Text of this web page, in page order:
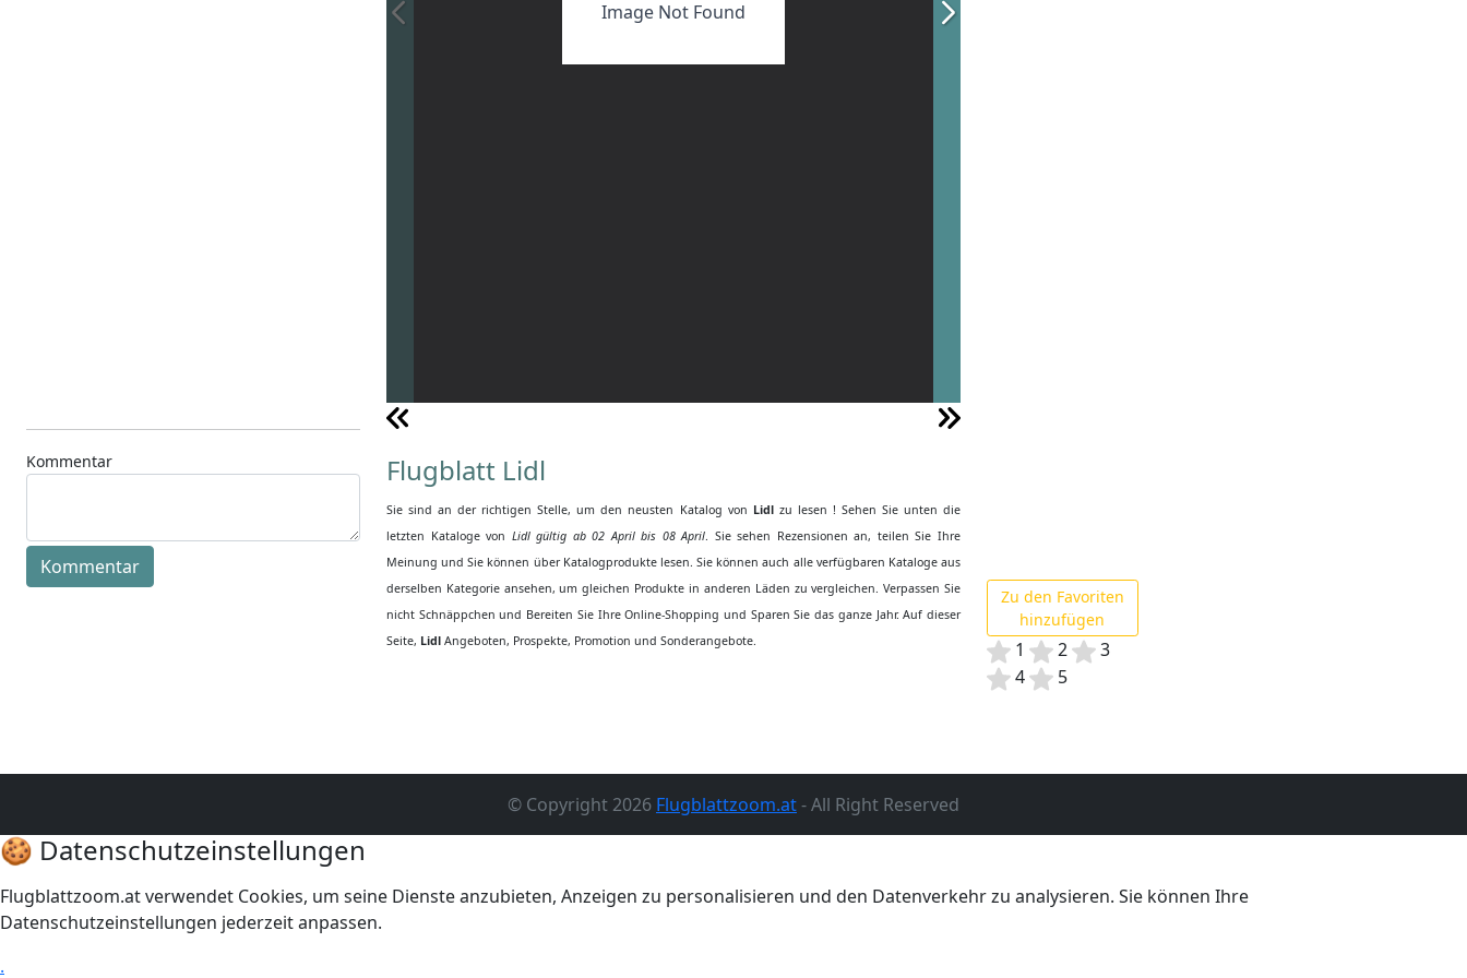
Kommentar
Kommentar
Image Not Found
Flugblatt Lidl
Sie sind an der richtigen Stelle, um den neusten Katalog von Lidl zu lesen ! Sehen Sie unten die
letzten Kataloge von Lidl gültig ab 02 April bis 08 April. Sie sehen Rezensionen an, teilen Sie Ihre
Meinung und Sie können über Katalogprodukte lesen. Sie können auch alle verfügbaren Kataloge aus
derselben Kategorie ansehen, um gleichen Produkte in anderen Läden zu vergleichen. Verpassen Sie
nicht Schnäppchen und Bereiten Sie Ihre Online-Shopping und Sparen Sie das ganze Jahr. Auf dieser
Seite, Lidl Angeboten, Prospekte, Promotion und Sonderangebote.
Zu den Favoriten
hinzufügen
1 2
3
4
5
© Copyright 2026 Flugblattzoom.at- All Right Reserved
🍪 Datenschutzeinstellungen
Flugblattzoom.at verwendet Cookies, um seine Dienste anzubieten, Anzeigen zu personalisieren und den Datenverkehr zu analysieren. Sie können Ihre
Datenschutzeinstellungen jederzeit anpassen.
.